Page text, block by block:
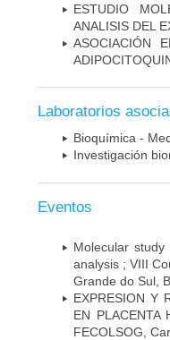
ESTUDIO
ANALISIS DEL
ASOCIACIÓN
Laboratorios
Bioquímica -
Investigación
Eventos
Molecular
analysis ; VIII
Grande do Sul,
EXPRESION Y
EN
FECOLSOG,